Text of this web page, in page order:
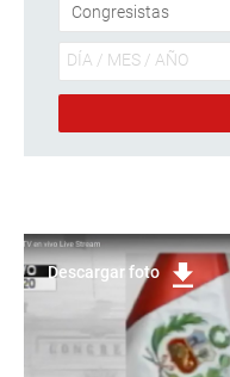
Descargar foto